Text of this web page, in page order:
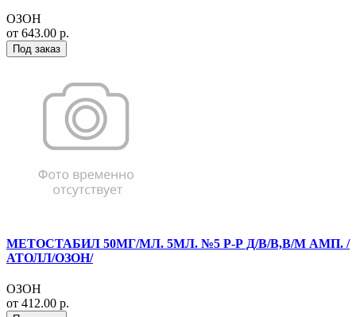
ОЗОН
от 643.00 р.
Под заказ
МЕТОСТАБИЛ 50МГ/МЛ. 5МЛ. №5 Р-Р Д/В/В,В/М АМП. /
АТОЛЛ/ОЗОН/
ОЗОН
от 412.00 р.